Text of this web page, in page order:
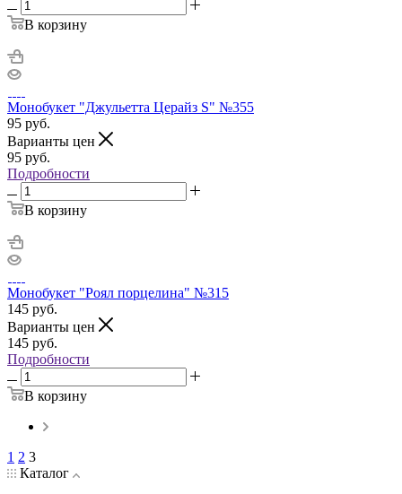
В корзину
Монобукет "Джульетта Церайз S" №355
95 руб.
Варианты цен
95 руб.
Подробности
В корзину
Монобукет "Роял порцелина" №315
145 руб.
Варианты цен
145 руб.
Подробности
В корзину
1 2 3
Каталог